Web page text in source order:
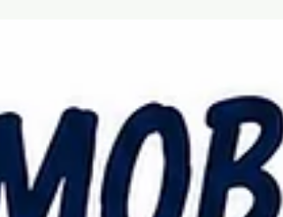
MERCI ! Pour votre
mobilisation du 1er
juillet à la Madeleine